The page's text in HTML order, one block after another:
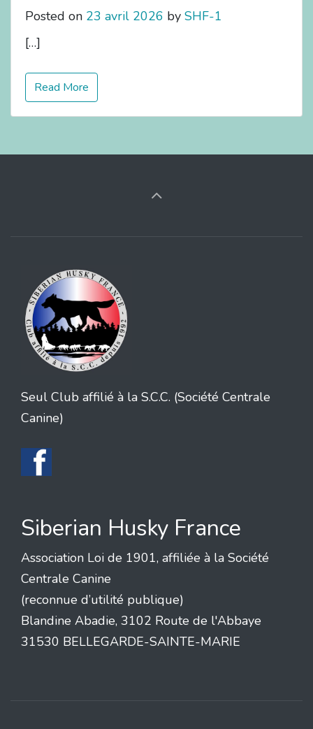
Posted on 23 avril 2026 by SHF-1
[…]
Read More
Seul Club affilié à la S.C.C. (Société Centrale
Canine)
Siberian Husky France
Association Loi de 1901, affiliée à la Société
Centrale Canine
(reconnue d’utilité publique)
Blandine Abadie, 3102 Route de l'Abbaye
31530 BELLEGARDE-SAINTE-MARIE